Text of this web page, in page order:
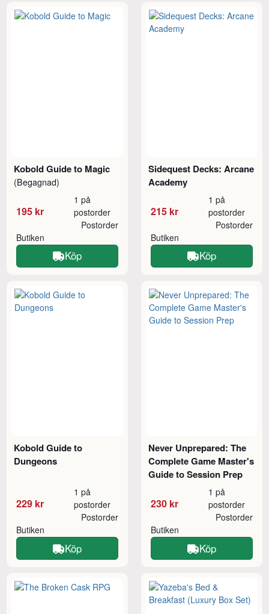
Kobold Guide to Magic
(Begagnad)
195 kr
1 på
postorder
Butiken
Postorder
Köp
Sidequest Decks: Arcane
Academy
215 kr
1 på
postorder
Butiken
Postorder
Köp
Kobold Guide to
Dungeons
229 kr
1 på
postorder
Butiken
Postorder
Köp
Never Unprepared: The
Complete Game Master's
Guide to Session Prep
230 kr
1 på
postorder
Butiken
Postorder
Köp